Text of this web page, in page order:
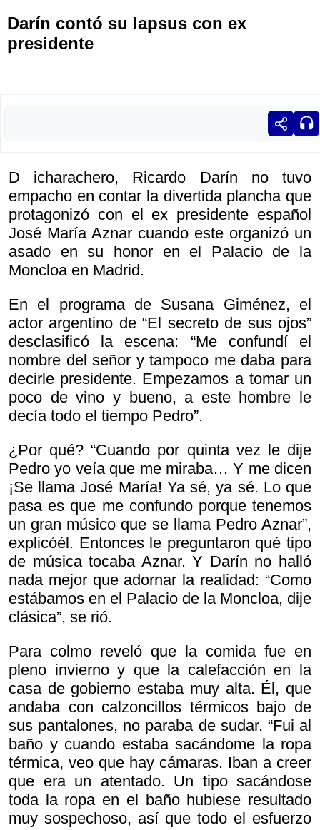
Darín contó su lapsus con ex
presidente
D icharachero, Ricardo Darín no tuvo
empacho en contar la divertida plancha que
protagonizó con el ex presidente español
José María Aznar cuando este organizó un
asado en su honor en el Palacio de la
Moncloa en Madrid.
En el programa de Susana Giménez, el
actor argentino de “El secreto de sus ojos”
desclasificó la escena: “Me confundí el
nombre del señor y tampoco me daba para
decirle presidente. Empezamos a tomar un
poco de vino y bueno, a este hombre le
decía todo el tiempo Pedro”.
¿Por qué? “Cuando por quinta vez le dije
Pedro yo veía que me miraba… Y me dicen
¡Se llama José María! Ya sé, ya sé. Lo que
pasa es que me confundo porque tenemos
un gran músico que se llama Pedro Aznar”,
explicóél. Entonces le preguntaron qué tipo
de música tocaba Aznar. Y Darín no halló
nada mejor que adornar la realidad: “Como
estábamos en el Palacio de la Moncloa, dije
clásica”, se rió.
Para colmo reveló que la comida fue en
pleno invierno y que la calefacción en la
casa de gobierno estaba muy alta. Él, que
andaba con calzoncillos térmicos bajo de
sus pantalones, no paraba de sudar. “Fui al
baño y cuando estaba sacándome la ropa
térmica, veo que hay cámaras. Iban a creer
que era un atentado. Un tipo sacándose
toda la ropa en el baño hubiese resultado
muy sospechoso, así que todo el esfuerzo